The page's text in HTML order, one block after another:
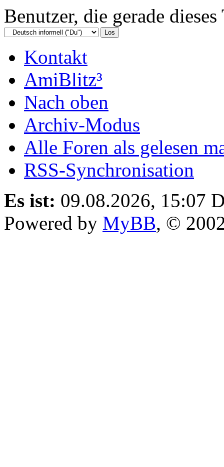
Benutzer, die gerade
Kontakt
AmiBlitz³
Nach oben
Archiv-Modus
Alle Foren als gelesen
RSS-Synchronisation
Es ist: 09.08.2026, 15:07
Powered by MyBB, ©